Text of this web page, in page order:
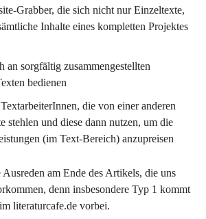
Grabber, die sich nicht nur Einzeltexte,
Inhalte eines kompletten Projektes
an sorgfältig zusammengestellten
bedienen
TextarbeiterInnen, die von einer anderen
stehlen und diese dann nutzen, um die
(im Text-Bereich) anzupreisen
am Ende des Artikels, die uns
denn insbesondere Typ 1 kommt
literaturcafe.de vorbei.